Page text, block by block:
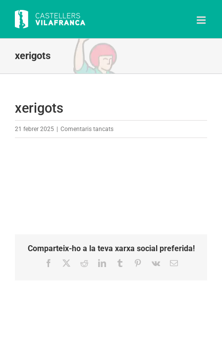
content
xerigots
xerigots
21 febrer 2025 Comentaris tancatsa
Comparteix-ho a la teva xarxa social preferida!
Facebook RedditLinkedInTumblr Pinterest
Vk Email: